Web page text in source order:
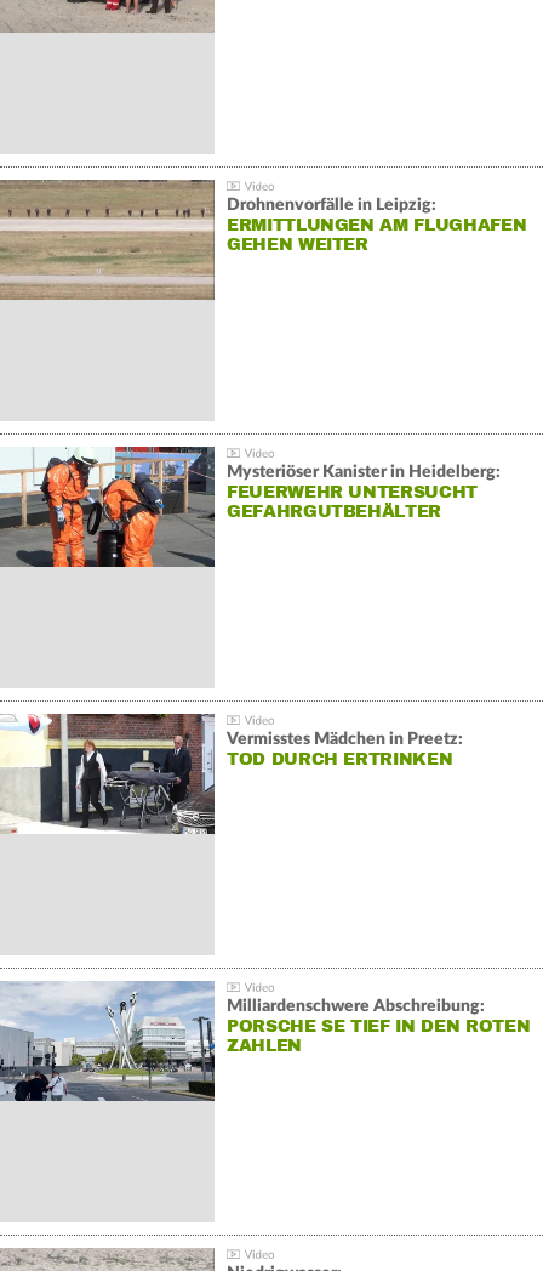
Drohnenvorfälle in Leipzig:
ERMITTLUNGEN AM FLUGHAFEN
GEHEN WEITER
Mysteriöser Kanister in Heidelberg:
FEUERWEHR UNTERSUCHT
GEFAHRGUTBEHÄLTER
Vermisstes Mädchen in Preetz:
TOD DURCH ERTRINKEN
Milliardenschwere Abschreibung:
PORSCHE SE TIEF IN DEN ROTEN
ZAHLEN